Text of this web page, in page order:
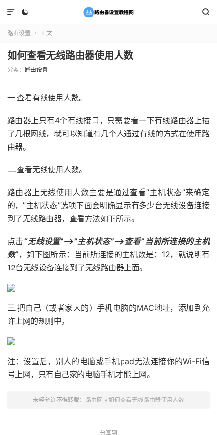
 

路由设置  正文
如何查看无线路由器使用人数
分类： 路由设置
一.查看有线使用人数。
路由器上只有4个有线接口，只需要看一下有线路由器上插
了几根网线，就可以知道有几个人通过有线的方式在使用路
由器。
二.查看无线使用人数。
路由器上无线使用人数主要是通过查看”主机状态”来确定
的，”主机状态”选项下面会明确显示有多少台无线设备连接
到了无线路由器，查看方法如下所示。
点击“无线设置”——>”主机状态”——>查看”当前所连接的主机
数”，如下图所示：当前所连接的主机数是：12，就说明有
12台无线设备连接到了无线路由器上面。
三.把自己（或者家人的）手机电脑的MAC地址，添加到允
许上网的规则中。
注：设置后，别人的电脑或手机pad无法连接你的Wi-Fi信
号上网，只有自己家的电脑手机才能上网。
未经允许不得转载： 路由网 » 如何查看无线路由器使用人数
分享到